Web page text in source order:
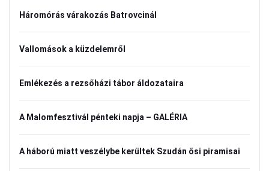
Háromórás várakozás Batrovcinál
Vallomások a küzdelemről
Emlékezés a rezsőházi tábor áldozataira
A Malomfesztivál pénteki napja – GALÉRIA
A háború miatt veszélybe kerültek Szudán ősi piramisai